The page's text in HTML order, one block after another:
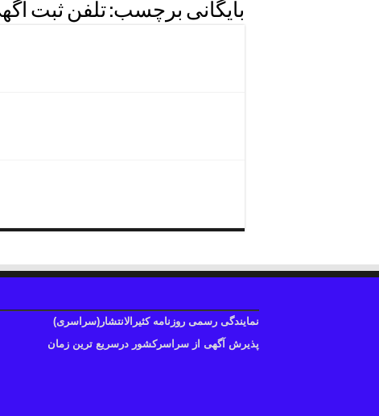
بایگانی برچسب:تلفن ثبت
نمایندگی رسمی روزنامه کثیرالانتشار(سراسری)
پذیرش آگهی از سراسرکشور درسریع ترین زمان